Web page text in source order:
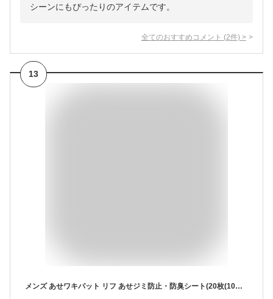
シーンにもぴったりのアイテムです。
全てのおすすめコメント (2件) >
13
メンズ あせワキパット リフ あせジミ防止・防臭シート(20枚(10組)入*10箱セット)【あせワキパット】